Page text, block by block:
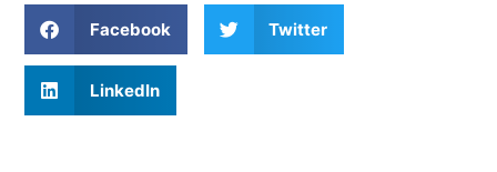
Facebook Twitter
LinkedIn